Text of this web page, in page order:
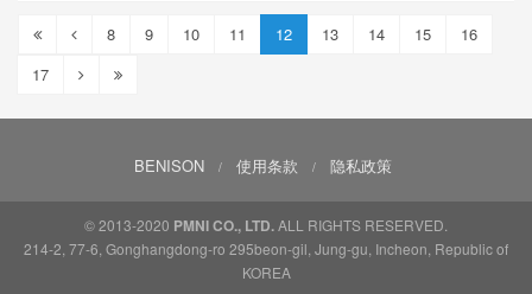
8 9 10 11 12 13 14 15
16
17
BENISON / 使用条款 / 隐私政策
© 2013-2020 PMNI CO., LTD.ALL RIGHTS RESERVED.
214-2, 77-6, Gonghangdong-ro 295beon-gil, Jung-gu, Incheon, Republic of
KOREA